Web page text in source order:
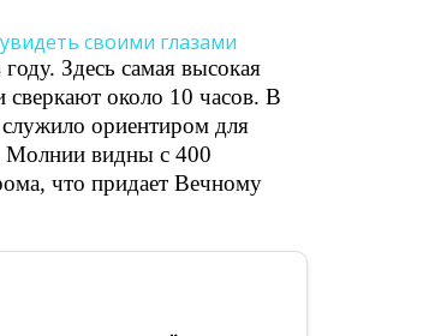
Здесь самая высокая
сверкают около 10 часов. В
служило ориентиром для
Молнии видны с 400
что придает Вечному